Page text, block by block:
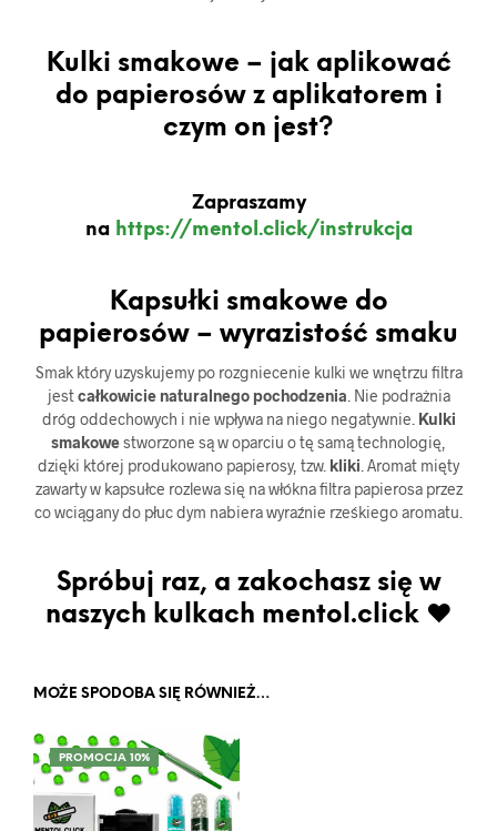
Kulki smakowe – jak aplikować
do papierosów z aplikatorem i
czym on jest?
Zapraszamy
na https://mentol.click/instrukcja
Kapsułki smakowe do
papierosów – wyrazistość smaku
Smak który uzyskujemy po rozgniecenie kulki we wnętrzu filtra
jestcałkowicie naturalnego pochodzenia . Nie podrażnia
dróg oddechowych i nie wpływa na niego negatywnie. Kulki
smakowestworzone są w oparciu o tę samą technologię,
dzięki której produkowano papierosy, tzw. kliki . Aromat mięty
zawarty w kapsułce rozlewa się na włókna filtra papierosa przez
co wciągany do płuc dym nabiera wyraźnie rześkiego aromatu.
Spróbuj raz, a zakochasz się w
naszych kulkach mentol.click ♥
MOŻE SPODOBA SIĘ RÓWNIEŻ…
PROMOCJA 10%